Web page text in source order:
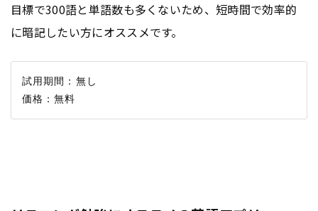
目標で300語と単語数も多くないため、短時間で効率的
に暗記したい方にオススメです。
試用期間：無し